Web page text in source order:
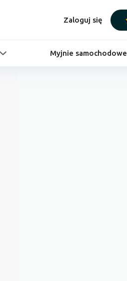
Zaloguj się
Myjnie samochodowe